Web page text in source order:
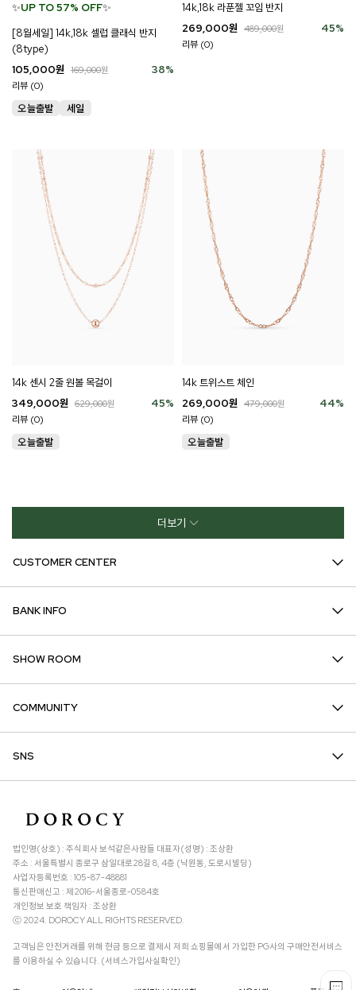
✨UP TO 57% OFF✨
[8월세일] 14k,18k 셀럽 클래식 반지
(8type)
38%
105,000원 169,000원
리뷰 (0)
14k,18k 라푼젤 꼬임 반지
45%
269,000원 489,000원
리뷰 (0)
14k 센시 2줄 원볼 목걸이
45%
349,000원 629,000원
리뷰 (0)
14k 트위스트 체인
44%
269,000원 479,000원
리뷰 (0)
더보기
CUSTOMER CENTER
BANK INFO
SHOW ROOM
COMMUNITY
SNS
법인명(상호) : 주식회사 보석같은사람들 대표자(성명) : 조상환
주소 : 서울특별시 종로구 삼일대로28길 8, 4층 (낙원동, 도로시빌딩)
사업자등록번호 : 105-87-48881
통신판매신고 : 제2016-서울종로-0584호
개인정보 보호 책임자 : 조상환
ⓒ 2024. DOROCY ALL RIGHTS RESERVED.
고객님은 안전거래를 위해 현금 등으로 결제시 저희 쇼핑몰에서 가입한 PG사의 구매안전서비스
를 이용하실 수 있습니다. (서비스가입사실확인)